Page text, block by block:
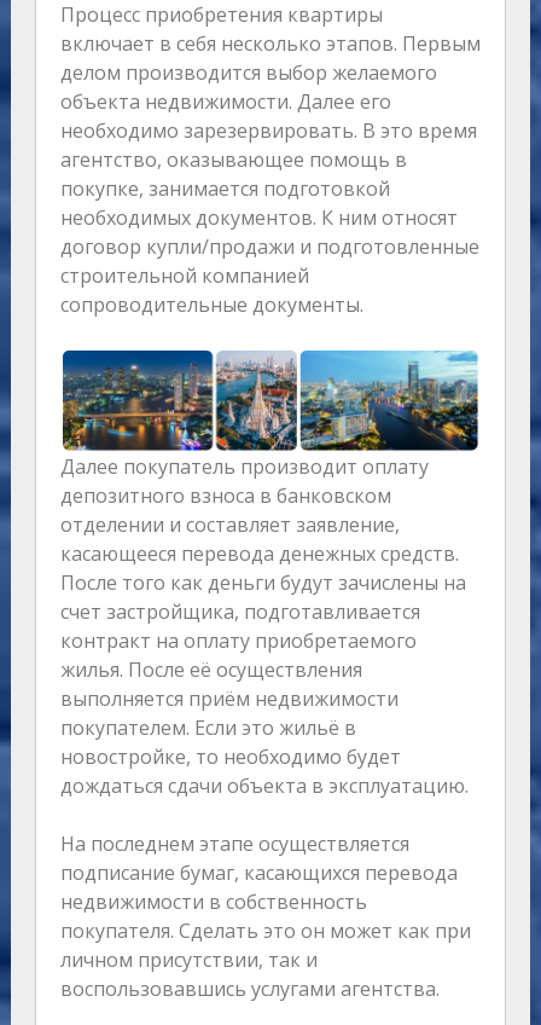
Процесс приобретения квартиры
включает в себя несколько этапов. Первым
делом производится выбор желаемого
объекта недвижимости. Далее его
необходимо зарезервировать. В это время
агентство, оказывающее помощь в
покупке, занимается подготовкой
необходимых документов. К ним относят
договор купли/продажи и подготовленные
строительной компанией
сопроводительные документы.
Далее покупатель производит оплату
депозитного взноса в банковском
отделении и составляет заявление,
касающееся перевода денежных средств.
После того как деньги будут зачислены на
счет застройщика, подготавливается
контракт на оплату приобретаемого
жилья. После её осуществления
выполняется приём недвижимости
покупателем. Если это жильё в
новостройке, то необходимо будет
дождаться сдачи объекта в эксплуатацию.
На последнем этапе осуществляется
подписание бумаг, касающихся перевода
недвижимости в собственность
покупателя. Сделать это он может как при
личном присутствии, так и
воспользовавшись услугами агентства.